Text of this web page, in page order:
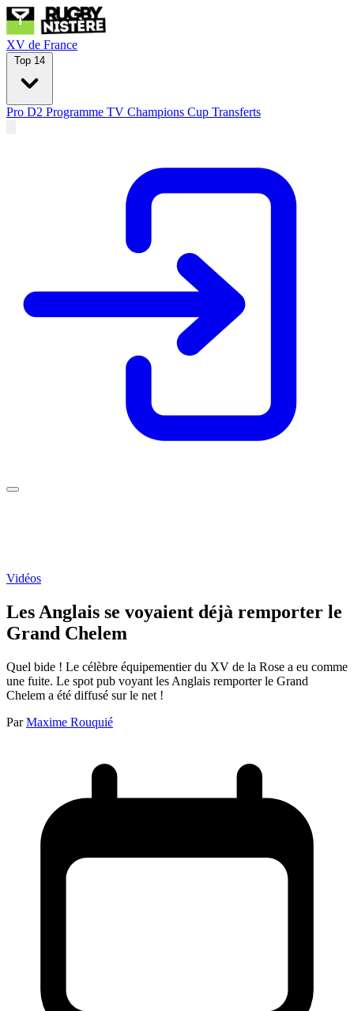
XV de France
Top 14
Pro D2 Programme TV Champions Cup Transferts
Vidéos
Les Anglais se voyaient déjà remporter le
Grand Chelem
Quel bide ! Le célèbre équipementier du XV de la Rose a eu comme
une fuite. Le spot pub voyant les Anglais remporter le Grand
Chelem a été diffusé sur le net !
Par Maxime Rouquié